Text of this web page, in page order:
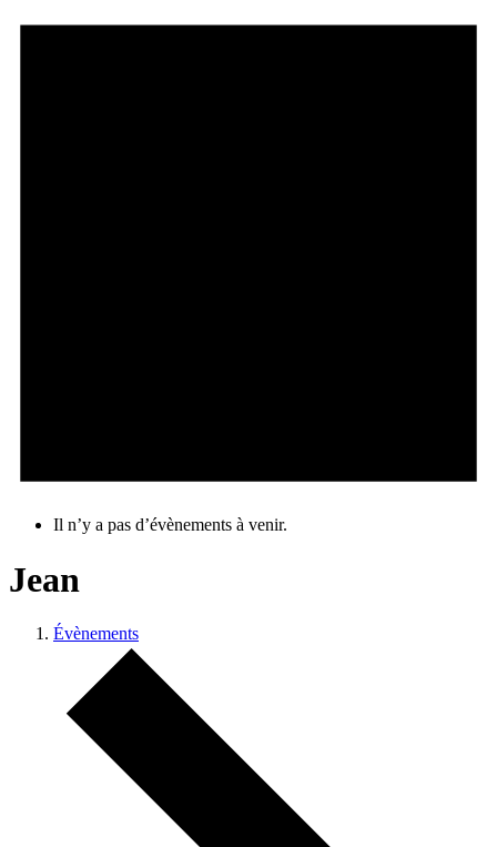
Il n’y a pas d’évènements à venir.
Jean
Évènements